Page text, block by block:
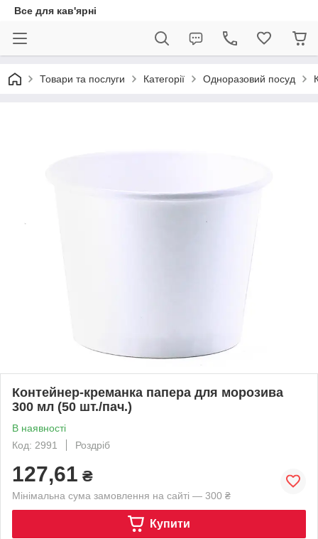
Все для кав'ярні
Товари та послуги Категорії Одноразовий посуд
Контейнер-креманка папера для морозива
300 мл (50 шт./пач.)
В наявності
Код: 2991
Роздріб
127,61 ₴
Мінімальна сума замовлення на сайті — 300 ₴
Купити